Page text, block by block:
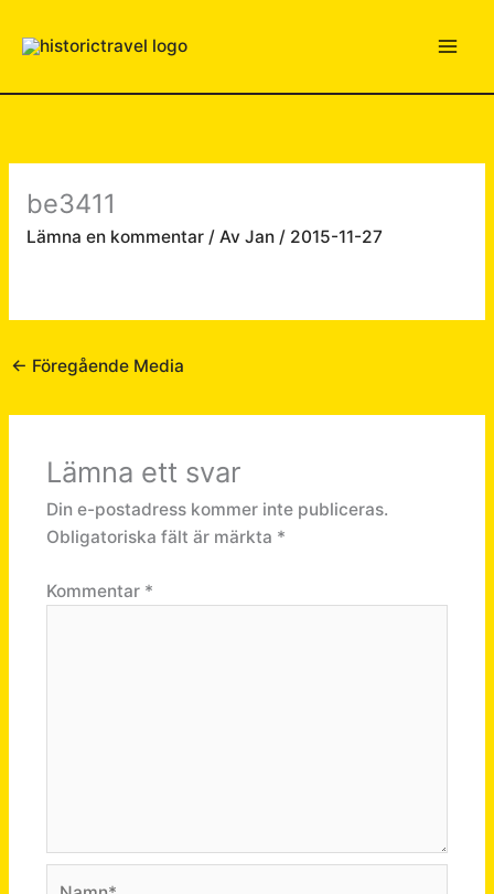
be3411
Lämna en kommentar / Av Jan / 2015-11-27
← Föregående Media
Lämna ett svar
Din e-postadress kommer inte publiceras.
Obligatoriska fält är märkta *
Kommentar *